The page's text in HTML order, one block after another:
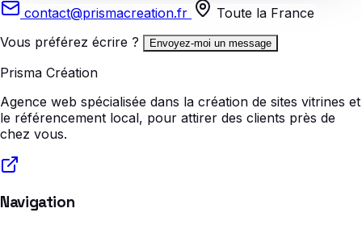
contact@prismacreation.fr
Toute la France
Vous préférez écrire ?
Envoyez-moi un message
Prisma Création
Agence web spécialisée dans la création de sites vitrines et
le référencement local, pour attirer des clients près de
chez vous.
Navigation